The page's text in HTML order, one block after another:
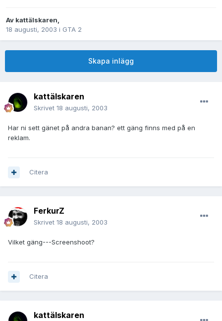
Av kattälskaren,
18 augusti, 2003 i GTA 2
Skapa inlägg
kattälskaren
Skrivet 18 augusti, 2003
Har ni sett gänet på andra banan? ett gäng finns med på en
reklam.
Citera
FerkurZ
Skrivet 18 augusti, 2003
Vilket gäng---Screenshoot?
Citera
kattälskaren